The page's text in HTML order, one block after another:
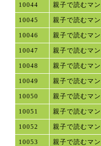
10044 親子で読むマ
10045 親子で読むマ
10046 親子で読むマ
10047 親子で読むマ
10048 親子で読むマ
10049 親子で読むマ
10050 親子で読むマ
10051 親子で読むマ
10052 親子で読むマ
10053 親子で読むマ